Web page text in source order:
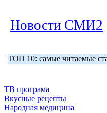
Новости СМИ2
ТОП 10: самые читаемые
ТВ програма
Вкусные рецепты
Народная медицина